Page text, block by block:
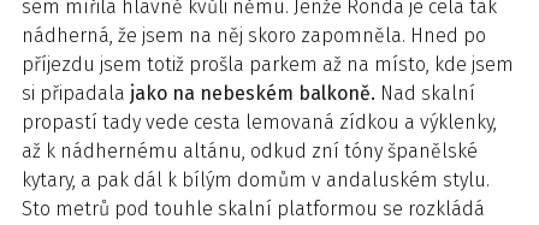
sem mířila hlavně kvůli němu. Jenže Ronda je celá tak
nádherná, že jsem na něj skoro zapomněla. Hned po
příjezdu jsem totiž prošla parkem až na místo, kde jsem
si připadala jako na nebeském balkoně. Nad skalní
propastí tady vede cesta lemovaná zídkou a výklenky,
až k nádhernému altánu, odkud zní tóny španělské
kytary, a pak dál k bílým domům v andaluském stylu.
Sto metrů pod touhle skalní platformou se rozkládá